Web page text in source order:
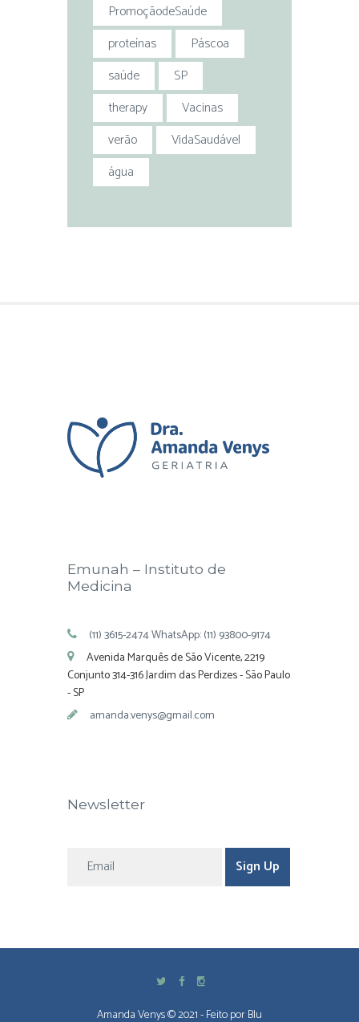
PromoçãodeSaúde
proteínas
Páscoa
saúde
SP
therapy
Vacinas
verão
VidaSaudável
água
Emunah – Instituto de
Medicina
(11) 3615-2474 WhatsApp: (11) 93800-9174
Avenida Marquês de São Vicente, 2219
Conjunto 314-316 Jardim das Perdizes - São Paulo
- SP
amanda.venys@gmail.com
Newsletter
Amanda Venys © 2021 - Feito porBlu